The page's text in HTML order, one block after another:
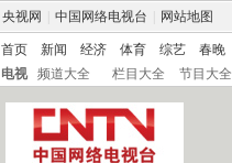
央视网 中国网络电视台 网站地图
首页 新闻 经济 体育 综艺 春晚
电视
频道大全 栏目大全 节目大全